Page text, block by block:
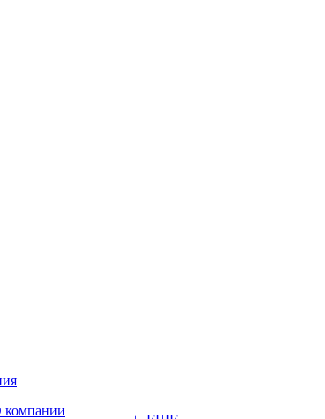
компании